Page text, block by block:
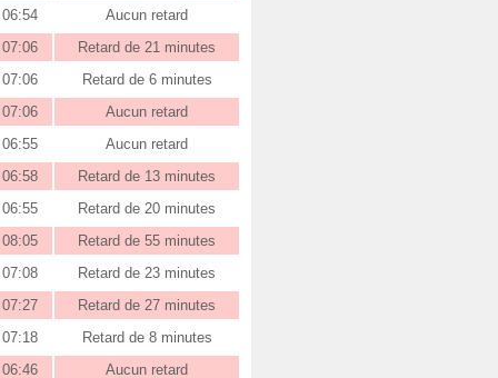
Aucun retard
Retard de 21 minutes
Retard de 6 minutes
Aucun retard
Aucun retard
Retard de 13 minutes
Retard de 20 minutes
Retard de 55 minutes
Retard de 23 minutes
Retard de 27 minutes
Retard de 8 minutes
Aucun retard